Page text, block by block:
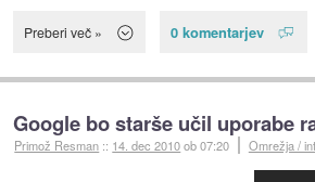
Preberi več » 0 komentarjev
Google bo starše učil uporabe
Primož Resman :: 14. dec 2010ob 07:20 Omrežja /